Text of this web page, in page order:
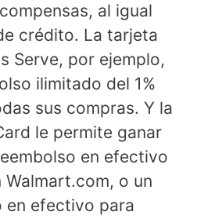
al igual
crédito. La tarjeta
Serve, por ejemplo,
ilimitado del 1%
sus compras. Y la
le permite ganar
en efectivo
Walmart.com, o un
en efectivo para